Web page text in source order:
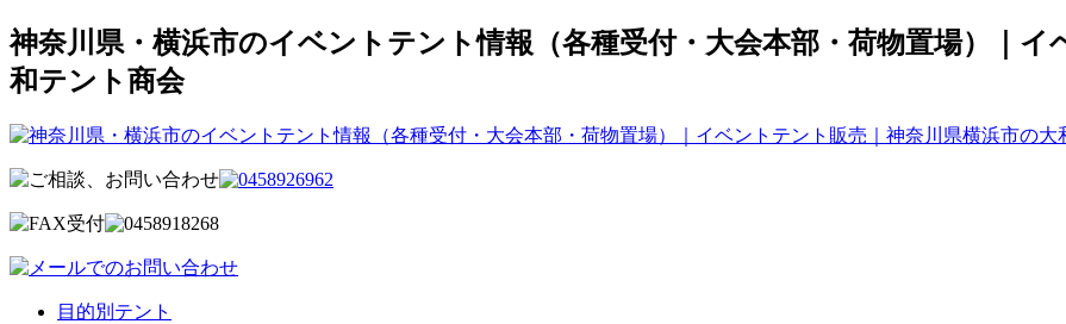
神奈川県・横浜市のイベントテント情報（各種受付・大会本部・荷物置場）｜
和テント商会
目的別テント